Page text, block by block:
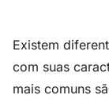
Existem
com suas
mais comuns